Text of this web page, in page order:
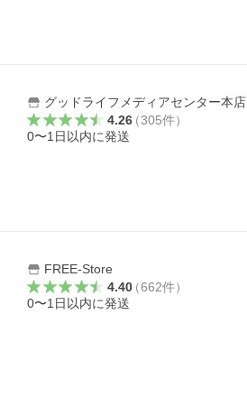
グッドライフメディアセンター本店
4.26（305件）
0〜1日以内に発送
FREE-Store
4.40（662件）
0〜1日以内に発送